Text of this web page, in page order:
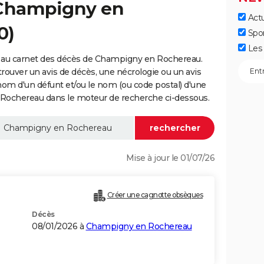
en
carnet des décès de Champigny en Rochereau.
un avis de décès, une nécrologie ou un avis
d'un défunt et/ou le nom (ou code postal) d'une
dans le moteur de recherche ci-dessous.
Mise à jour le 01/07/26
Créer une cagnotte obsèques
Décès
08/01/2026 à Champigny en Rochereau